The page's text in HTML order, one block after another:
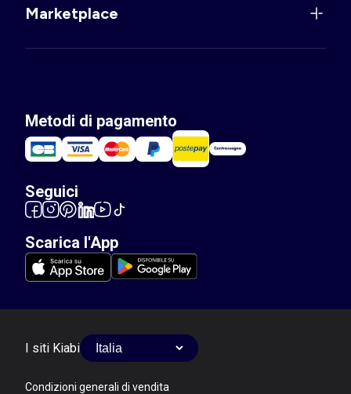
Marketplace
Metodi di pagamento
Seguici
Scarica l'App
I siti Kiabi
Condizioni generali di vendita